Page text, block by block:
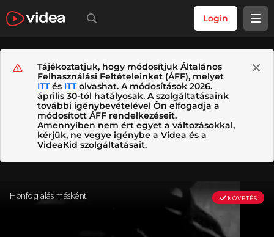
Login
Tájékoztatjuk, hogy módosítjuk Általános
Felhasználási Feltételeinket (ÁFF), melyet
ITTés ITTolvashat. A módosítások 2026.
április 30-tól hatályosak. A szolgáltatásaink
további igénybevételével Ön elfogadja a
módosított ÁFF rendelkezéseit.
Amennyiben nem ért egyet a változásokkal,
kérjük, ne vegye igénybe a Videa és a
VideaKid szolgáltatásait.